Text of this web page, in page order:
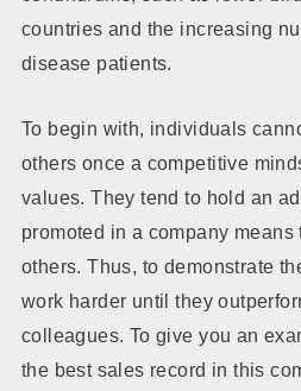
countries and the increasing
disease patients.
To begin with, individuals
others once a competitive
values. They tend to hold an
promoted in a company
others. Thus, to demonstrate
work harder until they
colleagues. To give you an
the best sales record in this